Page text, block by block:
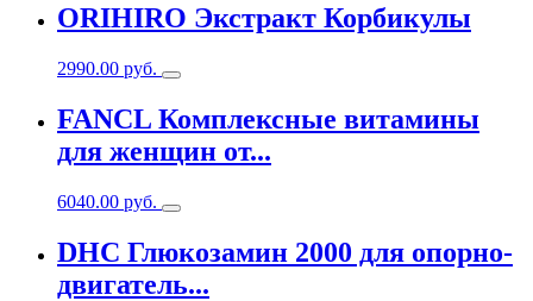
ORIHIRO Экстракт Корбикулы
2990.00 руб.
FANCL Комплексные витамины
для женщин от...
6040.00 руб.
DHC Глюкозамин 2000 для опорно-
двигатель...